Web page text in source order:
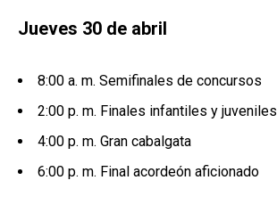
Jueves 30 de abril
8:00 a. m. Semifinales de concursos
2:00 p. m. Finales infantiles y juveniles
4:00 p. m. Gran cabalgata
6:00 p. m. Final acordeón aficionado